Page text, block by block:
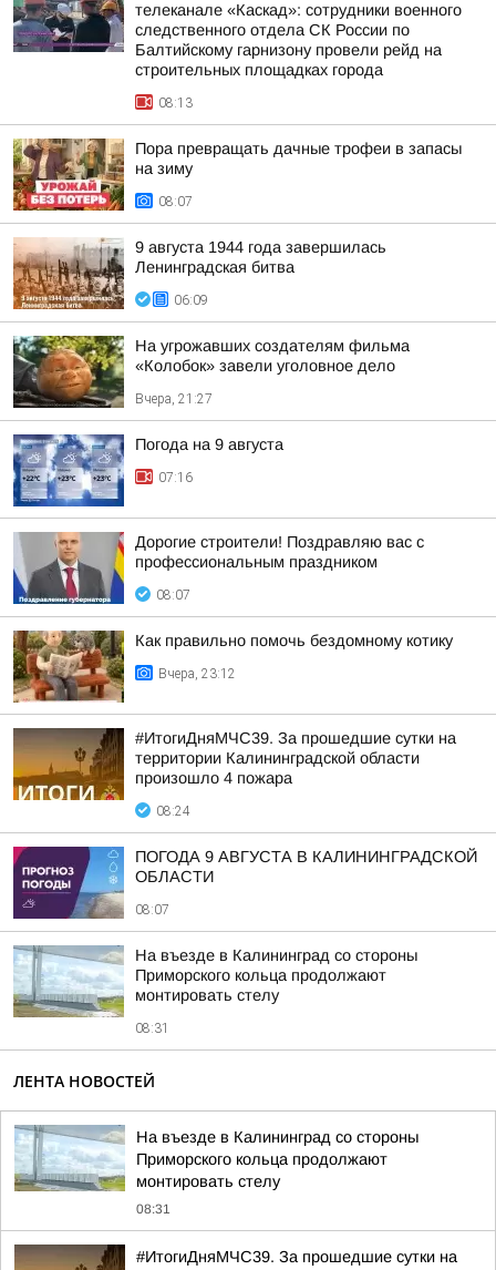
телеканале «Каскад»: сотрудники военного
следственного отдела СК России по
Балтийскому гарнизону провели рейд на
строительных площадках города
08:13
Пора превращать дачные трофеи в запасы
на зиму
08:07
9 августа 1944 года завершилась
Ленинградская битва
06:09
На угрожавших создателям фильма
«Колобок» завели уголовное дело
Вчера, 21:27
Погода на 9 августа
07:16
Дорогие строители! Поздравляю вас с
профессиональным праздником
08:07
Как правильно помочь бездомному котику
Вчера, 23:12
#ИтогиДняМЧС39. За прошедшие сутки на
территории Калининградской области
произошло 4 пожара
08:24
ПОГОДА 9 АВГУСТА В КАЛИНИНГРАДСКОЙ
ОБЛАСТИ
08:07
На въезде в Калининград со стороны
Приморского кольца продолжают
монтировать стелу
08:31
ЛЕНТА НОВОСТЕЙ
На въезде в Калининград со стороны
Приморского кольца продолжают
монтировать стелу
08:31
#ИтогиДняМЧС39. За прошедшие сутки на